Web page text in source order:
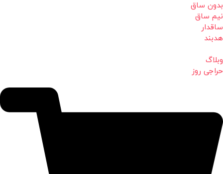
بدون ساق
نیم ساق
ساقدار
هدبند
وبلاگ
حراجی روز